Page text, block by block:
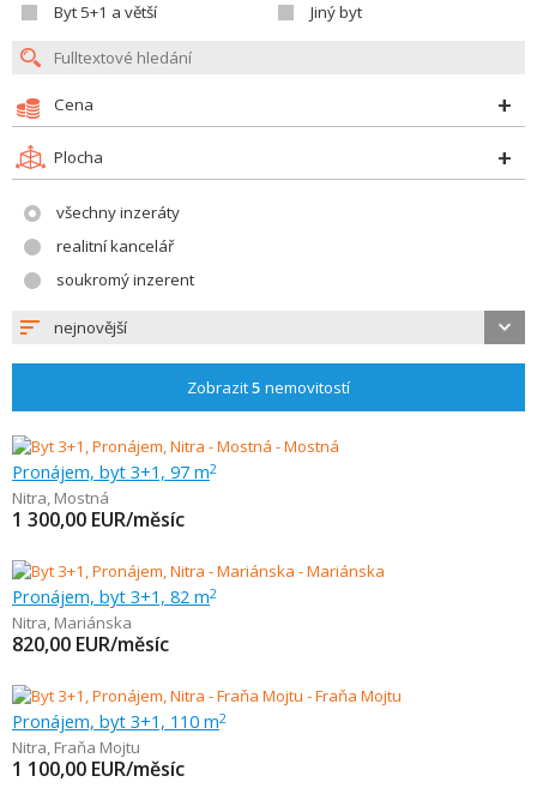
Byt 5+1 a větší
Jiný byt
Cena
Plocha
všechny inzeráty
realitní kancelář
soukromý inzerent
nejnovější
Zobrazit5 nemovitostí
Pronájem, byt 3+1, 97 m2
Nitra, Mostná
1 300,00 EUR/měsíc
Pronájem, byt 3+1, 82 m2
Nitra, Mariánska
820,00 EUR/měsíc
Pronájem, byt 3+1, 110 m2
Nitra, Fraňa Mojtu
1 100,00 EUR/měsíc